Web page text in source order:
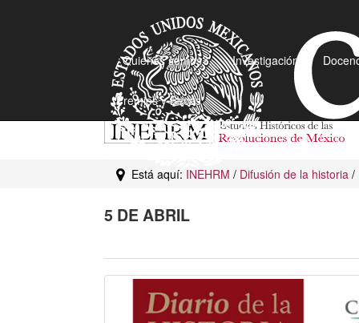
¿Quiénes somos? Investigación
Premios y Becas
Está aquí: INEHRM / Difusión de la historia /
5 DE ABRIL